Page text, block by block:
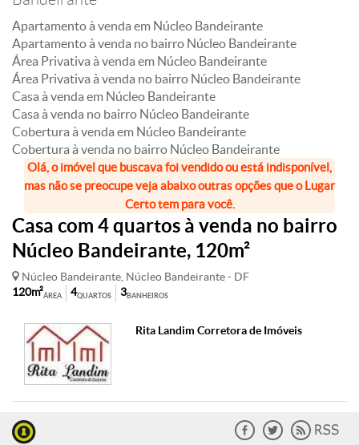
Apartamento à venda em Núcleo Bandeirante
Apartamento à venda no bairro Núcleo Bandeirante
Área Privativa à venda em Núcleo Bandeirante
Área Privativa à venda no bairro Núcleo Bandeirante
Casa à venda em Núcleo Bandeirante
Casa à venda no bairro Núcleo Bandeirante
Cobertura à venda em Núcleo Bandeirante
Cobertura à venda no bairro Núcleo Bandeirante
Olá, o imóvel que buscava foi vendido ou está indisponível,
mas não se preocupe veja abaixo outras opções que o Lugar
Certo tem para você.
Casa com 4 quartos à venda no bairro
Núcleo Bandeirante, 120m²
Núcleo Bandeirante, Núcleo Bandeirante - DF
ÁREA
120m² QUARTOS
4 BANHEIROS
3
Rita Landim Corretora de Imóveis